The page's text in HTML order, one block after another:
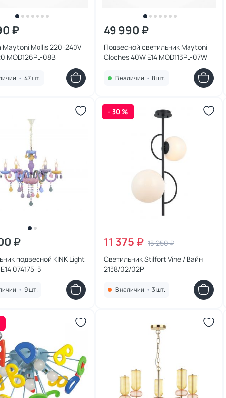
₽
Mollis 220-240V
MOD126PL-08B
• 47 шт.
49 990 ₽
Подвесной светильник Maytoni
Cloches 40W E14 MOD113PL-07W
В наличии • 8 шт.
₽
подвесной KINK Light
074175-6
• 9 шт.
- 30 %
11 375 ₽ 16 250 ₽
Светильник Stilfort Vine / Вайн
2138/02/02P
В наличии • 3 шт.